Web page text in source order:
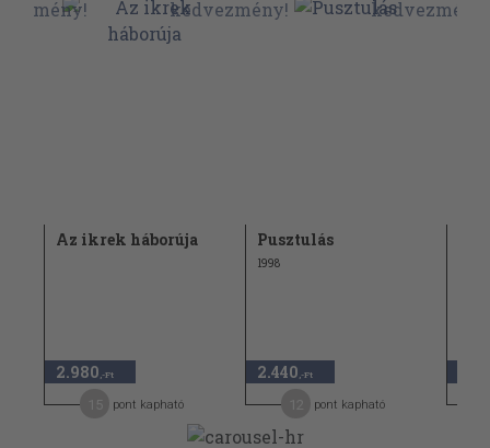
Az ikrek háborúja
2.980 ,-Ft
pont kapható
Pusztulás
1998
2.440 ,-Ft
pont kapható